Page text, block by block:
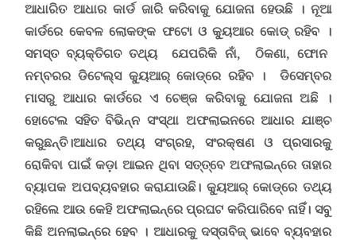
ଆଧାରିତ ଆଧାର କାର୍ଡ ଜାରି କରିବାକୁ ଯୋଜନା ହେଉଛି । ନୂଆ
କାର୍ଡରେ କେବଳ ଲୋକଙ୍କ ଫଟୋ ଓ କ୍ୟୁଆର କୋଡ୍ ରହିବ ।
ସମସ୍ତ ବ୍ୟକ୍ତିଗତ ତଥ୍ୟ ଯେପରିକି ନାଁ, ଠିକଣା, ଫୋନ
ନମ୍ବରର ଡିଟେଲ୍ସ କ୍ୟୁଆର୍ କୋଡ୍‌ରେ ରହିବ। ଡିସେମ୍ବର
ମାସରୁ ଆଧାର କାର୍ଡରେ ଏ ଚେଞ୍ଜ କରିବାକୁ ଯୋଜନା ଅଛି ।
ହୋଟେଲ ସହିତ ବିଭିନ୍ନ ସଂସ୍ଥା ଅଫଲାଇନରେ ଆଧାର ଯାଞ୍ଚ
କରୁଛନ୍ତି।ଆଧାର ତଥ୍ୟ ସଂଗ୍ରହ, ସଂରକ୍ଷଣ ଓ ପ୍ରସାରକୁ
ରୋକିବା ପାଇଁ କଡ଼ା ଆଇନ ଥିବା ସତ୍ତ୍ବେ ଅଫଲାଇନ୍‌ରେ ତାହାର
ବ୍ୟାପକ ଅପବ୍ୟବହାର କରାଯାଉଛି। କ୍ୟୁଆର୍ କୋଡ୍‌ରେ ତଥ୍ୟ
ରହିଲେ ଆଉ କେହି ଅଫଲାଇନ୍‌ରେ ପ୍ରଘଟ କରିପାରିବେ ନାହିଁ। ସବୁ
କିଛି ଅନଲାଇନ୍‌ରେ ହେବ । ଆଧାରକୁ ଦସ୍ତାବିଜ୍ ଭାବେ ବ୍ୟବହାର